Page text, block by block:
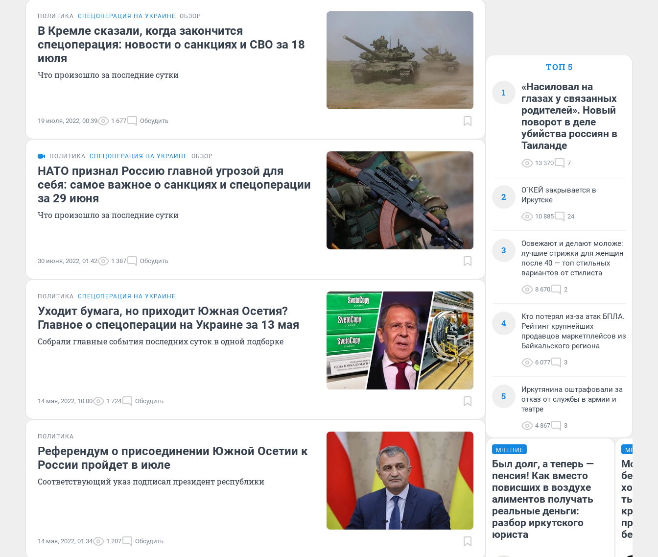
ПОЛИТИКА СПЕЦОПЕРАЦИЯ НА УКРАИНЕ ОБЗОР
В Кремле сказали, когда закончится
спецоперация: новости о санкциях и СВО за 18
июля
Что произошло за последние сутки
19 июля, 2022, 00:39 1 677 Обсудить
ПОЛИТИКА СПЕЦОПЕРАЦИЯ НА УКРАИНЕ ОБЗОР
НАТО признал Россию главной угрозой для
себя: самое важное о санкциях и спецоперации
за 29 июня
Что произошло за последние сутки
30 июня, 2022, 01:42 1 387 Обсудить
ПОЛИТИКА СПЕЦОПЕРАЦИЯ НА УКРАИНЕ
Уходит бумага, но приходит Южная Осетия?
Главное о спецоперации на Украине за 13 мая
Собрали главные события последних суток в одной подборке
14 мая, 2022, 10:00 1 724 Обсудить
ПОЛИТИКА
Референдум о присоединении Южной Осетии к
России пройдет в июле
Соответствующий указ подписал президент республики
14 мая, 2022, 01:34 1 207 Обсудить
ТОП 5
1
«Насиловал на
глазах у связанных
родителей». Новый
поворот в деле
убийства россиян в
Таиланде
13 370 7
2
О`КЕЙ закрывается в
Иркутске
10 885 24
3
Освежают и делают моложе:
лучшие стрижки для женщин
после 40 — топ стильных
вариантов от стилиста
8 670 2
4
Кто потерял из-за атак БПЛА.
Рейтинг крупнейших
продавцов маркетплейсов из
Байкальского региона
6 077 3
5
Иркутянина оштрафовали за
отказ от службы в армии и
театре
4 867 3
МНЕНИЕ
Был долг, а теперь —
пенсия! Как вместо
повисших в воздухе
алиментов получать
реальные деньги:
разбор иркутского
юриста
МНЕНИЕ
Мой
хотела
тысяч,